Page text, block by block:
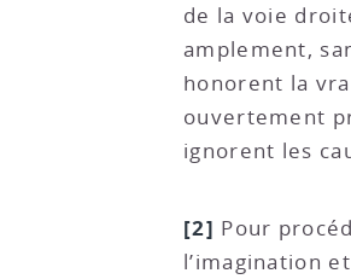
de la voie
amplement,
honorent la
ouvertement
ignorent les
[2] Pour
l’imagination